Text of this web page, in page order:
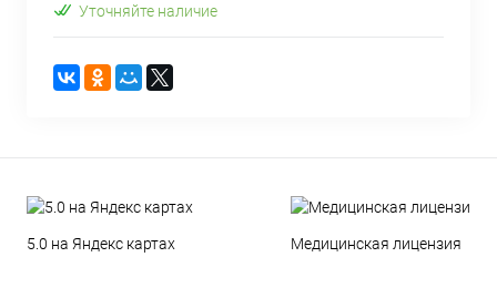
Уточняйте наличие
5.0 на Яндекс картах Медицинская лицензия